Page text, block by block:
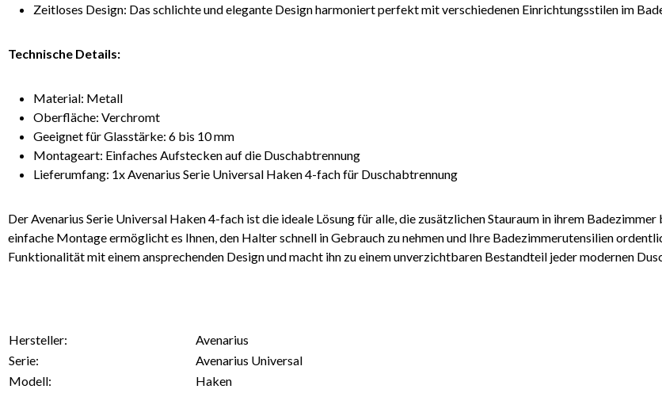
Zeitloses Design: Das schlichte und elegante Design harmoniert perfekt mit verschiedenen Einrichtungsstilen im
Technische Details:
Material: Metall
Oberfläche: Verchromt
Geeignet für Glasstärke: 6 bis 10 mm
Montageart: Einfaches Aufstecken auf die Duschabtrennung
Lieferumfang: 1x Avenarius Serie Universal Haken 4-fach für Duschabtrennung
Der Avenarius Serie Universal Haken 4-fach ist die ideale Lösung für alle, die zusätzlichen Stauraum in ihrem
einfache Montage ermöglicht es Ihnen, den Halter schnell in Gebrauch zu nehmen und Ihre Badezimmerutensilien
Funktionalität mit einem ansprechenden Design und macht ihn zu einem unverzichtbaren Bestandteil jeder modernen
Hersteller:
Avenarius
Serie:
Avenarius Universal
Modell:
Haken